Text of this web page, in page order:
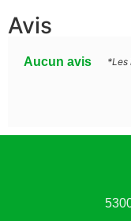
Avis
Aucun avis *Les